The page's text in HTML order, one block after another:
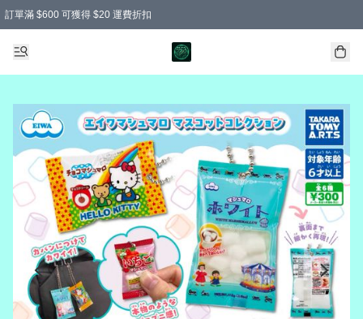
訂單滿 $600 可獲得 $20 運費折扣